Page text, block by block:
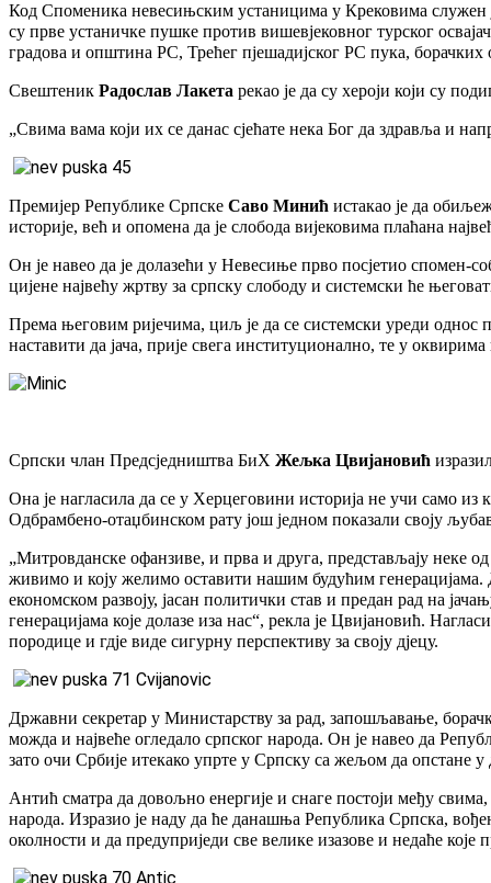
Код Споменика невесињским устаницима у Крековима служен
су прве устаничке пушке против вишевјековног турског
градова и општина РС, Трећег пјешадијског РС пука,
Свештеник Радослав Лакета рекао је да су хероји који су
„Свима вама који их се данас сјећате нека Бог да здравља и
Премијер Републике Српске Саво Минић истакао је да
историје, већ и опомена да је слобода вијековима плаћана
Он је навео да је долазећи у Невесиње прво посјетио спомен-
цијене највећу жртву за српску слободу и системски ће
Према његовим ријечима, циљ је да се системски уреди однос
наставити да јача, прије свега институционално, те у
Српски члан Предсједништва БиХ Жељка Цвијановић
Она је нагласила да се у Херцеговини историја не учи само
Одбрамбено-отаџбинском рату још једном показали своју
„Митровданске офанзиве, и прва и друга, представљају неке
живимо и коју желимо оставити нашим будућим генерацијама.
економском развоју, јасан политички став и предан рад на
генерацијама које долазе иза нас“, рекла је Цвијановић.
породице и гдје виде сигурну перспективу за своју дјецу.
Државни секретар у Министарству за рад, запошљавање,
можда и највеће огледало српског народа. Он је навео да
зато очи Србије итекако упрте у Српску са жељом да опстане
Антић сматра да довољно енергије и снаге постоји међу
народа. Изразио је наду да ће данашња Република Српска,
околности и да предуприједи све велике изазове и недаће које